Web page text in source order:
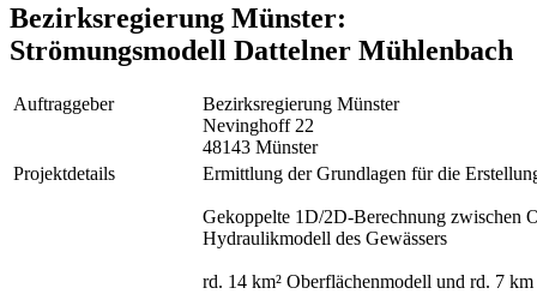
Bezirksregierung Münster:
Strömungsmodell Dattelner Mühlenbach
Auftraggeber
Bezirksregierung Münster
Nevinghoff 22
48143 Münster
Projektdetails
Ermittlung der Grundlagen für die
Gekoppelte 1D/2D-Berechnung zwischen
Hydraulikmodell des Gewässers
rd. 14 km² Oberflächenmodell und rd. 7